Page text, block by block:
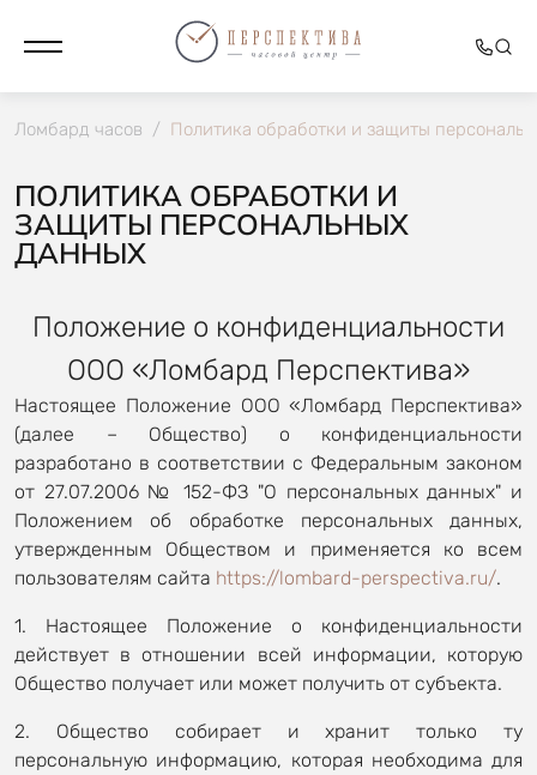
Ломбард часов / Политика обработки и защиты
ПОЛИТИКА ОБРАБОТКИ И
ЗАЩИТЫ ПЕРСОНАЛЬНЫХ
ДАННЫХ
Положение о конфиденциальности
ООО «Ломбард Перспектива»
Настоящее Положение ООО «Ломбард Перспектива»
(далее – Общество) о конфиденциальности
разработано в соответствии с Федеральным законом
от 27.07.2006 № 152-ФЗ "О персональных данных" и
Положением об обработке персональных данных,
утвержденным Обществом и применяется ко всем
пользователям сайта https://lombard-perspectiva.ru/.
1. Настоящее Положение о конфиденциальности
действует в отношении всей информации, которую
Общество получает или может получить от субъекта.
2. Общество собирает и хранит только ту
персональную информацию, которая необходима для